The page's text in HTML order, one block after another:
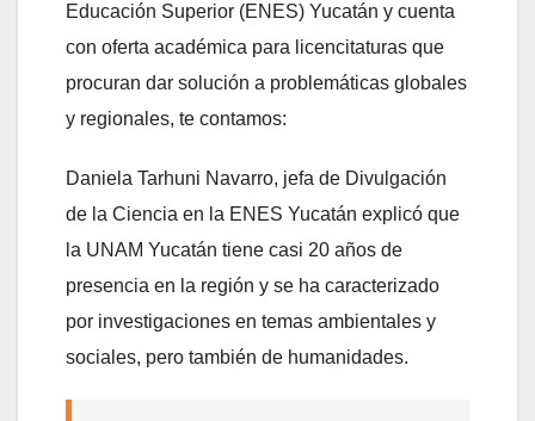
Educación Superior (ENES) Yucatán y cuenta
con oferta académica para licencitaturas que
procuran dar solución a problemáticas globales
y regionales, te contamos:
Daniela Tarhuni Navarro, jefa de Divulgación
de la Ciencia en la ENES Yucatán explicó que
la UNAM Yucatán tiene casi 20 años de
presencia en la región y se ha caracterizado
por investigaciones en temas ambientales y
sociales, pero también de humanidades.